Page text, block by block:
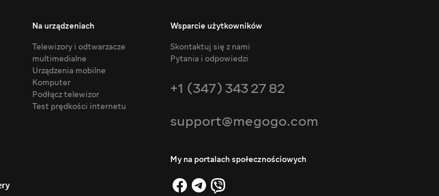
Na urządzeniach
Telewizory i odtwarzacze
multimedialne
Urządzenia mobilne
Komputer
Podłącz telewizor
Test prędkości internetu
Wsparcie użytkowników
Skontaktuj się z nami
Pytania i odpowiedzi
+1 (347) 343 27 82
support@megogo.com
My na portalach społecznościowych